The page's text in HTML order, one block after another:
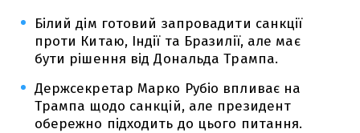
Білий дім готовий запровадити санкції
проти Китаю, Індії та Бразилії, але має
бути рішення від Дональда Трампа.
Держсекретар Марко Рубіо впливає на
Трампа щодо санкцій, але президент
обережно підходить до цього питання.